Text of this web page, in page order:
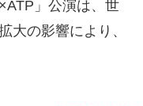
」公演は、世
大の影響により、